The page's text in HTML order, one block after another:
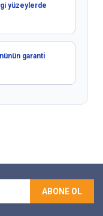
yüzeylerde
garanti
ABONE OL